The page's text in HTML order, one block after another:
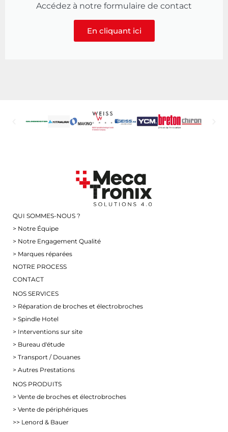
Accédez à notre formulaire de contact
En cliquant ici
QUI SOMMES-NOUS ?
> Notre Équipe
> Notre Engagement Qualité
> Marques réparées
NOTRE PROCESS
CONTACT
NOS SERVICES
> Réparation de broches et électrobroches
> Spindle Hotel
> Interventions sur site
> Bureau d'étude
> Transport / Douanes
> Autres Prestations
NOS PRODUITS
> Vente de broches et électrobroches
> Vente de périphériques
>> Lenord & Bauer